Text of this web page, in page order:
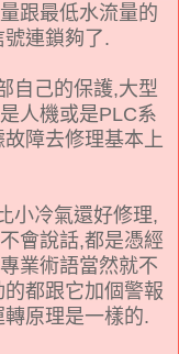
跟最低水流量的
連鎖夠了.
自己的保護,大型
人機或是PLC系
障去修理基本上
小冷氣還好修理,
會說話,都是憑經
業術語當然就不
都跟它加個警報
原理是一樣的.